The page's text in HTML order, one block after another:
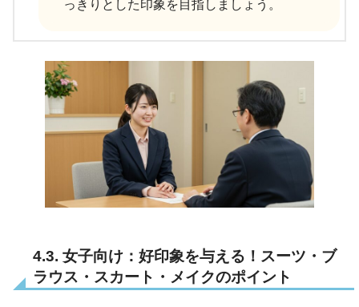
っきりとした印象を目指しましょう。
4.3. 女子向け：好印象を与える！スーツ・ブ
ラウス・スカート・メイクのポイント